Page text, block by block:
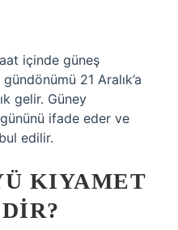
içinde güneş
21 Aralık’a
gelir. Güney
ifade eder ve
edilir.
KIYAMET